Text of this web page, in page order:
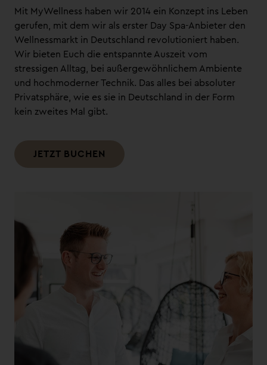
Mit MyWellness haben wir 2014 ein Konzept ins Leben
gerufen, mit dem wir als erster Day Spa-Anbieter den
Wellnessmarkt in Deutschland revolutioniert haben.
Wir bieten Euch die entspannte Auszeit vom
stressigen Alltag, bei außergewöhnlichem Ambiente
und hochmoderner Technik. Das alles bei absoluter
Privatsphäre, wie es sie in Deutschland in der Form
kein zweites Mal gibt.
JETZT BUCHEN